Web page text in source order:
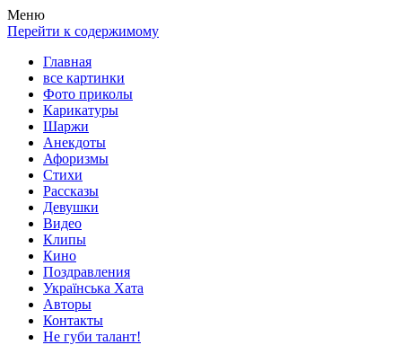
Весела хата — прикольные картинки, смешные истории,
клипы!
Покажем всем ваши фото приколы, карикатуры, шаржи, стихи,
рассказы, видео и песни!
Меню
Перейти к содержимому
Главная
все картинки
Фото приколы
Карикатуры
Шаржи
Анекдоты
Афоризмы
Стихи
Рассказы
Девушки
Видео
Клипы
Кино
Поздравления
Українська Хата
Авторы
Контакты
Не губи талант!